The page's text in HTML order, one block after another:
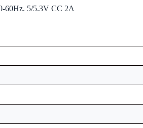
60Hz. 5/5.3V CC 2A